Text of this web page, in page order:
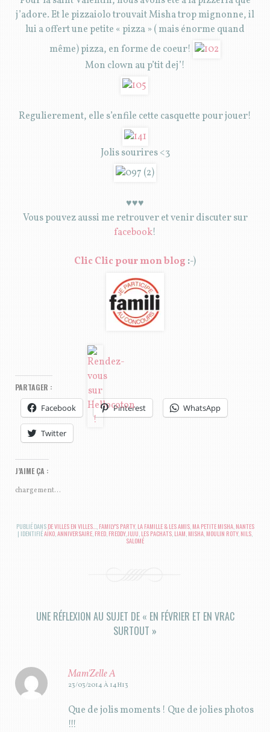
j’adore. Et le pizzaiolo trouvait Misha trop mignonne, il
lui a offert une petite « pizza » ( mais énorme quand
même) pizza, en forme de coeur!
Mon clown au p’tit dej’!
Regulierement, elle s’enfile cette casquette pour jouer!
Jolis sourires <3
♥♥♥
Vous pouvez aussi me retrouver et venir discuter sur
facebook!
Clic Clic pour mon blog :-)
PARTAGER :
Facebook Pinterest WhatsApp
Twitter
J’AIME ÇA :
chargement…
PUBLIÉ DANS DE VILLES EN VILLES..., FAMILY'S PARTY, LA FAMILLE & LES AMIS, MA PETITE MISHA, NANTES
| IDENTIFIÉAÏKO,ANNIVERSAIRE, FRED, FREDDY,JUJU, LES PACHATS, LIAM, MISHA, MOULIN ROTY, NILS,
SALOMÉ
UNE RÉFLEXION AU SUJET DE « EN FÉVRIER ET EN VRAC
SURTOUT »
Mam'Zelle A
23/03/2014 À 14H13
Que de jolis moments ! Que de jolies photos
!!!